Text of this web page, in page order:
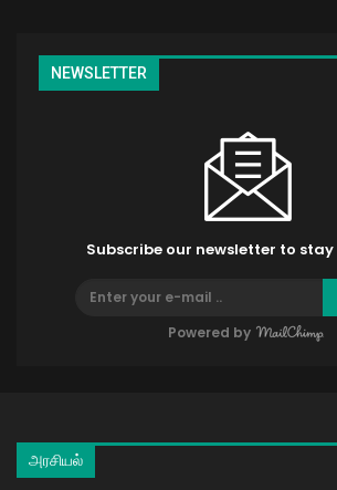
NEWSLETTER
Subscribe our newsletter to
Powered by
அரசியல்